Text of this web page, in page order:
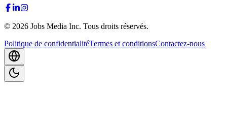
© 2026 Jobs Media Inc. Tous droits réservés.
Politique de confidentialitéTermes et conditionsContactez-nous